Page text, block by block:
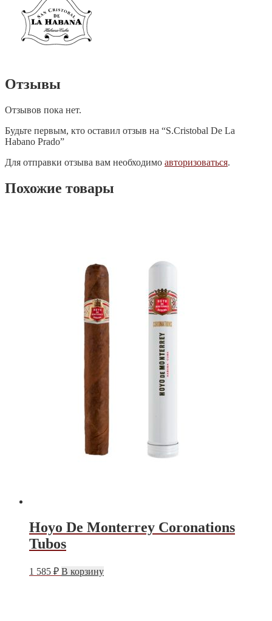
Отзывы
Отзывов пока нет.
Будьте первым, кто оставил отзыв на “S.Cristobal De La
Habano Prado”
Для отправки отзыва вам необходимо авторизоваться.
Похожие товары
Hoyo De Monterrey Coronations
Tubos
1 585 ₽ В корзину